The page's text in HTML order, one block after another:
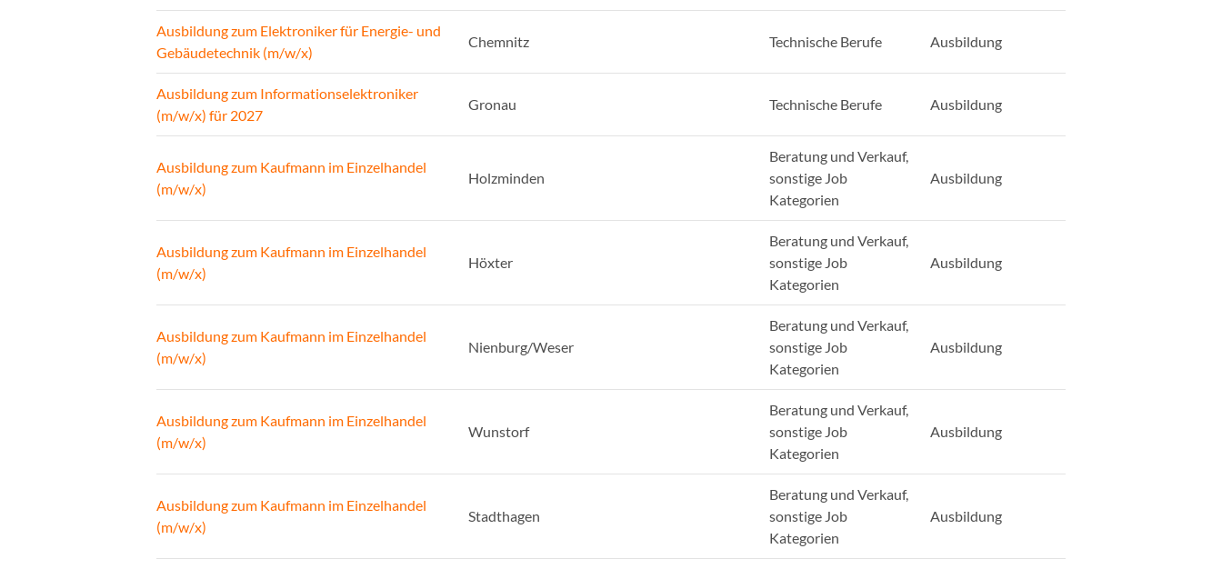
Ausbildung zum Elektroniker für Energie- und
Gebäudetechnik (m/w/x)
Chemnitz Technische Berufe Ausbildung
Ausbildung zum Informationselektroniker
(m/w/x) für 2027
Gronau Technische Berufe Ausbildung
Ausbildung zum Kaufmann im Einzelhandel
(m/w/x)
Holzminden
Beratung und Verkauf,
sonstige Job
Kategorien
Ausbildung
Ausbildung zum Kaufmann im Einzelhandel
(m/w/x)
Höxter
Beratung und Verkauf,
sonstige Job
Kategorien
Ausbildung
Ausbildung zum Kaufmann im Einzelhandel
(m/w/x)
Nienburg/Weser
Beratung und Verkauf,
sonstige Job
Kategorien
Ausbildung
Ausbildung zum Kaufmann im Einzelhandel
(m/w/x)
Wunstorf
Beratung und Verkauf,
sonstige Job
Kategorien
Ausbildung
Ausbildung zum Kaufmann im Einzelhandel
(m/w/x)
Stadthagen
Beratung und Verkauf,
sonstige Job
Kategorien
Ausbildung